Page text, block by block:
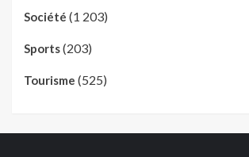
Société (1 203)
Sports(203)
Tourisme (525)